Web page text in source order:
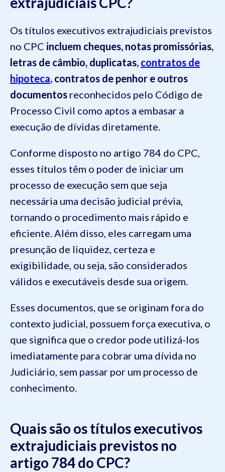
Os títulos executivos extrajudiciais previstos
no CPC incluem cheques, notas promissórias,
letras de câmbio, duplicatas, contratos de
hipoteca, contratos de penhor e outros
documentos reconhecidos pelo Código de
Processo Civil como aptos a embasar a
execução de dívidas diretamente.
Conforme disposto no artigo 784 do CPC,
esses títulos têm o poder de iniciar um
processo de execução sem que seja
necessária uma decisão judicial prévia,
tornando o procedimento mais rápido e
eficiente. Além disso, eles carregam uma
presunção de liquidez, certeza e
exigibilidade, ou seja, são considerados
válidos e executáveis desde sua origem.
Esses documentos, que se originam fora do
contexto judicial, possuem força executiva, o
que significa que o credor pode utilizá-los
imediatamente para cobrar uma dívida no
Judiciário, sem passar por um processo de
conhecimento.
Quais são os títulos executivos
extrajudiciais previstos no
artigo 784 do CPC?